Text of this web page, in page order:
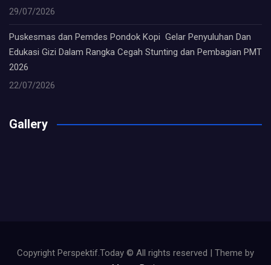
29/07/2026
Puskesmas dan Pemdes Pondok Kopi Gelar Penyuluhan Dan
Edukasi Gizi Dalam Rangka Cegah Stunting dan Pembagian PMT
2026
22/07/2026
Gallery
Copyright Perspektif.Today © All rights reserved | Theme by